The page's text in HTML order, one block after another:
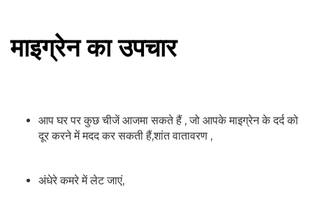
माइग्रेन का उपचार
आप घर पर कुछ चीजें आजमा सकते हैं , जो आपके माइग्रेन के दर्द को
दूर करने में मदद कर सकती हैं,शांत वातावरण ,
अंधेरे कमरे में लेट जाएं,